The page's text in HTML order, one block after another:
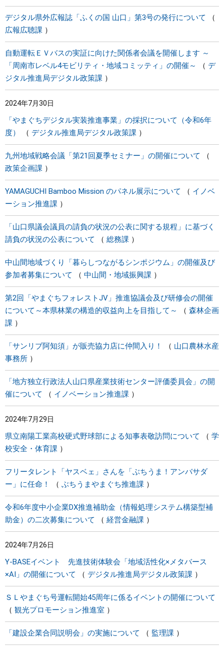
デジタル県外広報誌「ふくの国 山口」第3号の発行について
広報広聴課
自動運転ＥＶバスの実証に向けた関係者会議を開催します ～
「周南市レベル4モビリティ・地域コミッティ」の開催～
デ
ジタル推進局デジタル政策課
2024年7月30日
「やまぐちデジタル実装推進事業」の採択について（令和6年
度）
デジタル推進局デジタル政策課
九州地域戦略会議「第21回夏季セミナー」の開催について
政策企画課
YAMAGUCHI Bamboo Mission のパネル展示について
イノベ
ーション推進課
「山口県議会議員の請負の状況の公表に関する規程」に基づく
請負の状況の公表について
総務課
中山間地域づくり「暮らしつながるシンポジウム」の開催及び
参加者募集について
中山間・地域振興課
第2回「やまぐちフォレストJV」推進協議会及び研修会の開催
について～本県林業の構造的収益向上を目指して～
森林企画
課
「サンリブ阿知須」が販売協力店に仲間入り！
山口農林水産
事務所
「地方独立行政法人山口県産業技術センター評価委員会」の開
催について
イノベーション推進課
2024年7月29日
県立南陽工業高校硬式野球部による知事表敬訪問について
学
校安全・体育課
フリータレント「ヤスベェ」さんを「ぶちうま！アンバサダ
ー」に任命！
ぶちうまやまぐち推進課
令和6年度中小企業DX推進補助金（情報処理システム構築型補
助金）の二次募集について
経営金融課
2024年7月26日
Y-BASEイベント 先進技術体験会「地域活性化×メタバース
×AI」の開催について
デジタル推進局デジタル政策課
ＳＬやまぐち号運転開始45周年に係るイベントの開催について
観光プロモーション推進室
「建設企業合同説明会」の実施について 監理課